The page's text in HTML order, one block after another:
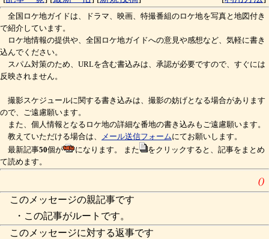
全国ロケ地ガイドは、ドラマ、映画、特撮番組のロケ地を写真と地図付き
で紹介しています。
ロケ地情報の提供や、全国ロケ地ガイドへの意見や感想など、気軽に書き
込んでください。
スパム対策のため、URLを含む書込みは、承認が必要ですので、すぐには
反映されません。
撮影スケジュールに関する書き込みは、撮影の妨げとなる場合があります
ので、ご遠慮願います。
また、個人情報となるロケ地の詳細な番地の書き込みもご遠慮願います。
教えていただける場合は、
メール送信フォームにてお願いします。
最新記事50個が になります。 また
をクリックすると、記事をまとめ
て読めます。
()
このメッセージの親記事です
・この記事がルートです。
このメッセージに対する返事です